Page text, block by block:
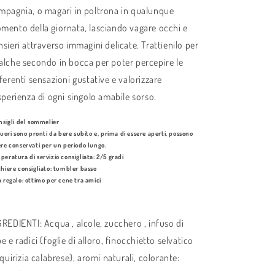
o magari in poltrona in qualunque
della giornata, lasciando vagare occhi e
attraverso immagini delicate. Trattienilo per
secondo in bocca per poter percepire le
sensazioni gustative e valorizzare
di ogni singolo amabile sorso.
del sommelier
sono pronti da bere subito e, prima di essere aperti, possono
conservati per un periodo lungo.
di servizio consigliata: 2/5 gradi
consigliato: tumbler basso
regalo: ottimo per cene tra amici
Acqua , alcole, zucchero , infuso di
e radici (foglie di alloro, finocchietto selvatico
calabrese), aromi naturali, colorante: